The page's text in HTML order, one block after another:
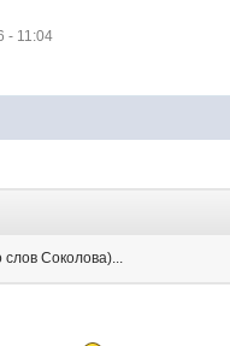
- 11:04
слов Соколова)...